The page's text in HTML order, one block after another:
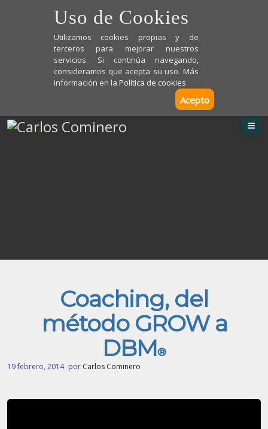
Uso de Cookies
Utilizamos cookies propias y de
terceros para mejorar nuestros
servicios. Si continúa navegando,
consideramos que acepta su uso. Más
información en la Política de cookies
Acepto
Coaching, del
método GROW a
DBM®
19 febrero, 2014 por Carlos Cominero